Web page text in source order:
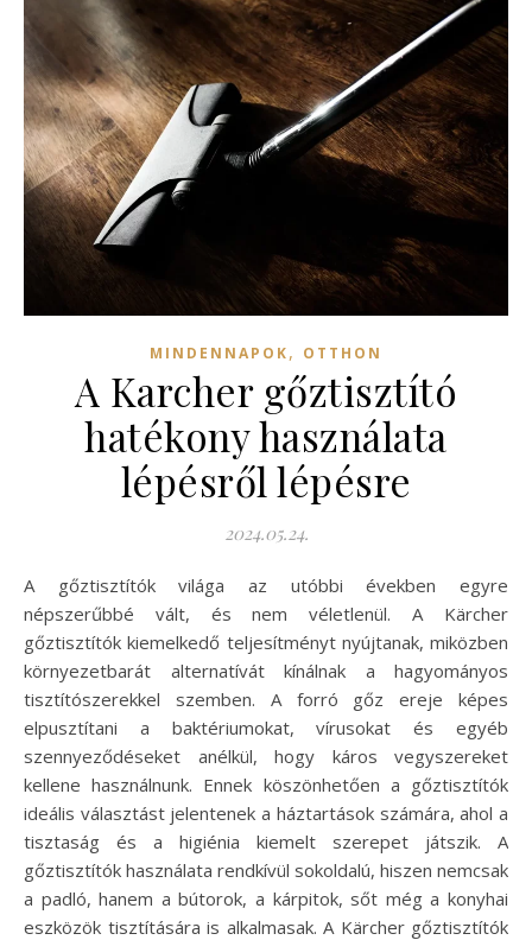
MINDENNAPOK, OTTHON
A Karcher gőztisztító
hatékony használata
lépésről lépésre
2024.05.24.
A gőztisztítók világa az utóbbi években egyre
népszerűbbé vált, és nem véletlenül. A Kärcher
gőztisztítók kiemelkedő teljesítményt nyújtanak, miközben
környezetbarát alternatívát kínálnak a hagyományos
tisztítószerekkel szemben. A forró gőz ereje képes
elpusztítani a baktériumokat, vírusokat és egyéb
szennyeződéseket anélkül, hogy káros vegyszereket
kellene használnunk. Ennek köszönhetően a gőztisztítók
ideális választást jelentenek a háztartások számára, ahol a
tisztaság és a higiénia kiemelt szerepet játszik. A
gőztisztítók használata rendkívül sokoldalú, hiszen nemcsak
a padló, hanem a bútorok, a kárpitok, sőt még a konyhai
eszközök tisztítására is alkalmasak. A Kärcher gőztisztítók